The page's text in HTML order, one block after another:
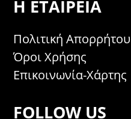
Η ΕΤΑΙΡΕΊΑ
Πολιτική Απορρήτου
Όροι Χρήσης
Επικοινωνία-Χάρτης
FOLLOW US